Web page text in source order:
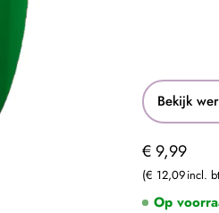
Bekijk
€ 9,99
€ 12,09
Op